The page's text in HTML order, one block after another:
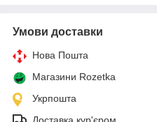
Умови доставки
Нова Пошта
Магазини Rozetka
Укрпошта
Доставка кур'єром